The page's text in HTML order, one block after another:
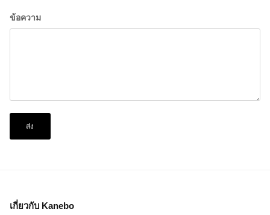
ข้อความ
ส่ง
เกี่ยวกับ Kanebo